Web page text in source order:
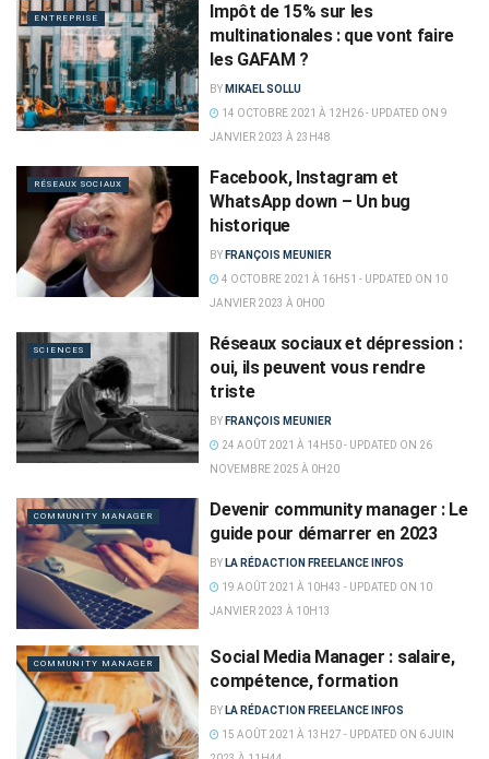
ENTREPRISE
Impôt de 15% sur les
multinationales : que vont faire
les GAFAM ?
BY MIKAEL SOLLU
14 OCTOBRE 2021 À 12H26 - UPDATED ON 9
JANVIER 2023 À 23H48
RÉSEAUX SOCIAUX
Facebook, Instagram et
WhatsApp down – Un bug
historique
BY FRANÇOIS MEUNIER
4 OCTOBRE 2021 À 16H51 - UPDATED ON 10
JANVIER 2023 À 0H00
SCIENCES
Réseaux sociaux et dépression :
oui, ils peuvent vous rendre
triste
BY FRANÇOIS MEUNIER
24 AOÛT 2021 À 14H50 - UPDATED ON 26
NOVEMBRE 2025 À 0H20
COMMUNITY MANAGER
Devenir community manager : Le
guide pour démarrer en 2023
BY LA RÉDACTION FREELANCE INFOS
19 AOÛT 2021 À 10H43 - UPDATED ON 10
JANVIER 2023 À 10H13
COMMUNITY MANAGER
Social Media Manager : salaire,
compétence, formation
BY LA RÉDACTION FREELANCE INFOS
15 AOÛT 2021 À 13H27 - UPDATED ON 6 JUIN